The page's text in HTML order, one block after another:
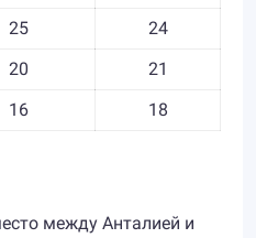
25
24
20
21
16 18
между Анталией и